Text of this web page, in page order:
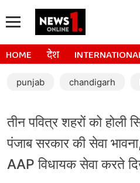
HOME देश
punjab chandigarh
तीन पवित्र शहरों को होली
पंजाब सरकार की सेवा
AAP विधायक सेवा करते